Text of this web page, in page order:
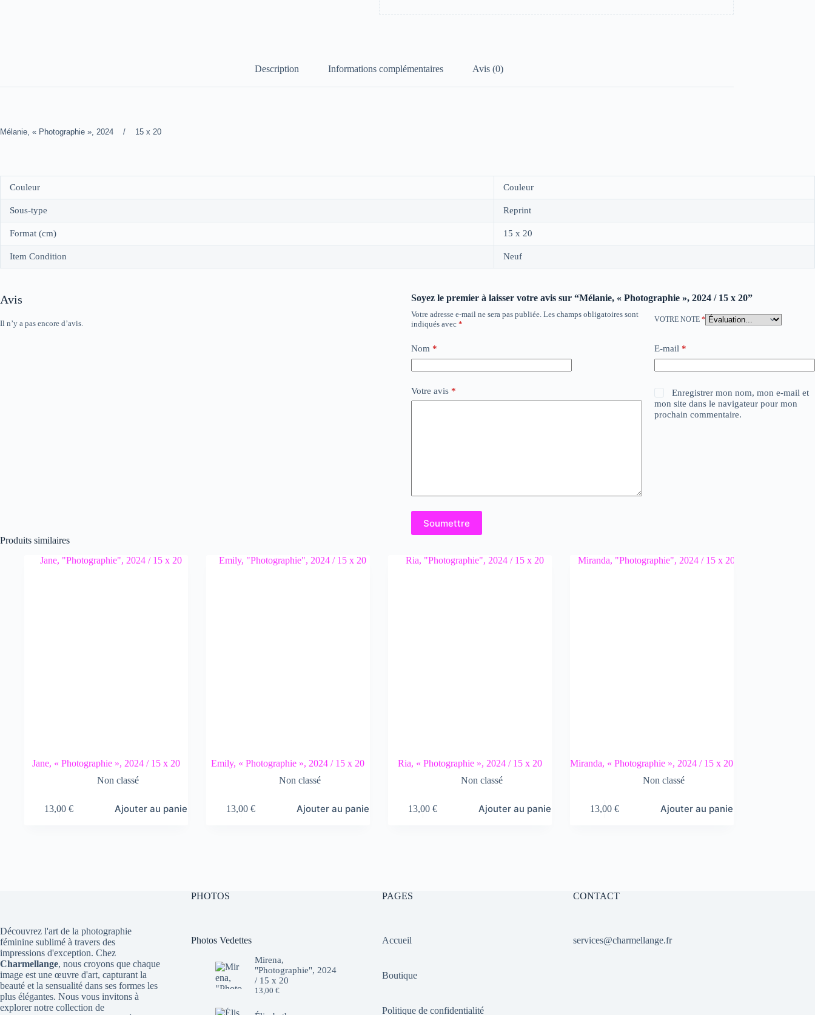
Description Informations complémentaires Avis (0)
Mélanie, « Photographie », 2024 / 15 x 20
Couleur Couleur
Sous-type Reprint
Format (cm) 15 x 20
Item Condition Neuf
Avis
Il n’y a pas encore d’avis.
Soyez le premier à laisser votre avis sur “Mélanie, « Photographie », 2024 / 15 x 20”
Votre adresse e-mail ne sera pas publiée. Les champs obligatoires sont
indiqués avec *
VOTRE NOTE *
Nom * E-mail *
Votre avis *
Enregistrer mon nom, mon e-mail et
mon site dans le navigateur pour mon
prochain commentaire.
Soumettre
Produits similaires
Jane, « Photographie », 2024 / 15 x 20
Non classé
13,00€ Ajouter au panier
Emily, « Photographie », 2024 / 15 x 20
Non classé
13,00€ Ajouter au panier
Ria, « Photographie », 2024 / 15 x 20
Non classé
13,00€ Ajouter au panier
Miranda, « Photographie », 2024 / 15 x 20
Non classé
13,00€ Ajouter au panier
Découvrez l'art de la photographie
féminine sublimé à travers des
impressions d'exception. Chez
Charmellange, nous croyons que chaque
image est une œuvre d'art, capturant la
beauté et la sensualité dans ses formes les
plus élégantes. Nous vous invitons à
explorer notre collection de
PHOTOS
Photos Vedettes
Mirena,
"Photographie", 2024
/ 15 x 20
13,00 €
PAGES
Accueil
Boutique
Politique de confidentialité
CONTACT
services@charmellange.fr